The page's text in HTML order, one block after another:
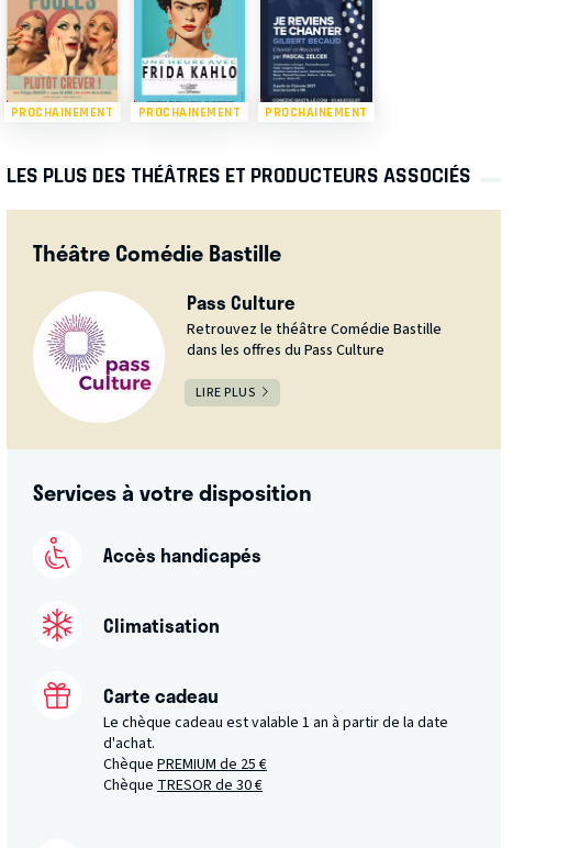
PROCHAINEMENT PROCHAINEMENT PROCHAINEMENT
LES PLUS DES THÉÂTRES ET PRODUCTEURS ASSOCIÉS
Théâtre Comédie Bastille
Pass Culture
Retrouvez le théâtre Comédie Bastille
dans les offres du Pass Culture
LIRE PLUS
Services à votre disposition
Accès handicapés
Climatisation
Carte cadeau
Le chèque cadeau est valable 1 an à partir de la date
d'achat.
Chèque PREMIUM de 25 €
Chèque TRESOR de 30 €